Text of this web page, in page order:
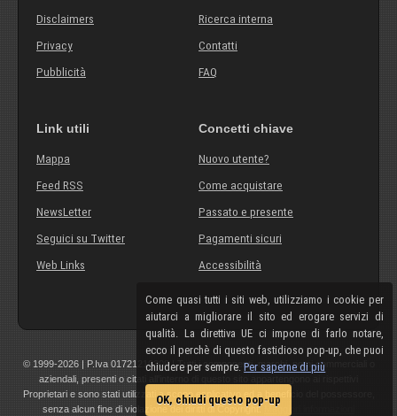
Come quasi tutti i siti web, utilizziamo i cookie per
aiutarci a migliorare il sito ed erogare servizi di
qualità. La direttiva UE ci impone di farlo notare,
ecco il perchè di questo fastidioso pop-up, che puoi
chiudere per sempre.Per saperne di più
OK, chiudi questo pop-up
Disclaimers
Privacy
Pubblicità
Ricerca interna
Contatti
FAQ
Link utili
Mappa
Feed RSS
NewsLetter
Seguici su Twitter
Web Links
Concetti chiave
Nuovo utente?
Come acquistare
Passato e presente
Pagamenti sicuri
Accessibilità
© 1999-2026 | P.Iva 01721210308 | Tutti i componenti, marchi, nomi commerciali o
aziendali, presenti o citati all'interno di questo sito appartengono ai rispettivi
Proprietari e sono stati utilizzati a scopo esplicativo ed a beneficio del possessore,
senza alcun fine di violazione dei diritti di Copyright.
Maggiori informazioni